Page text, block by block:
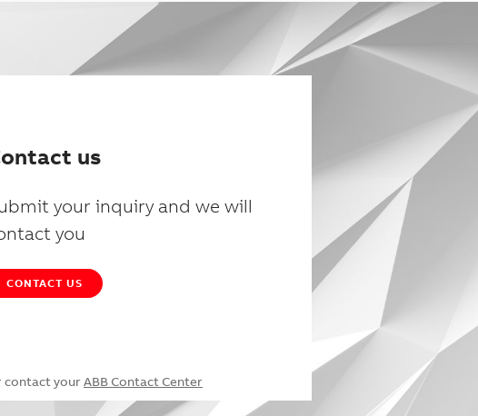
us
your inquiry and we will
you
CONTACT US
contact your ABB Contact Center